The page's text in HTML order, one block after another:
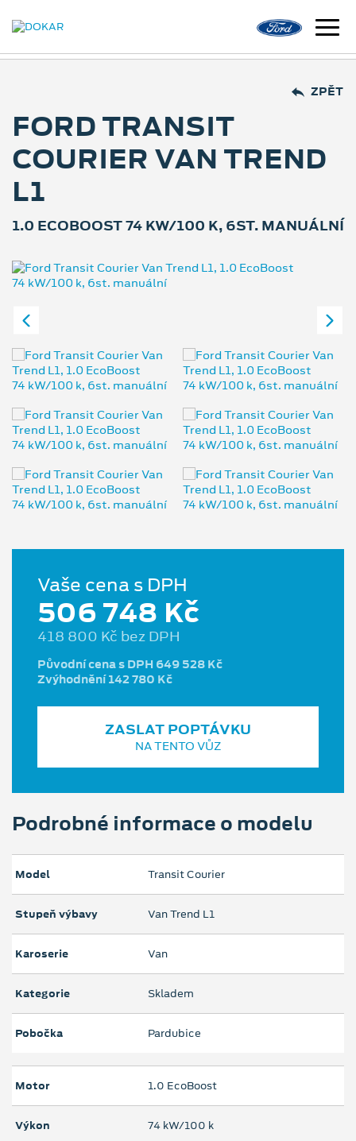
ZPĚT
FORD TRANSIT
COURIER VAN TREND
L1
1.0 ECOBOOST 74 KW/100 K, 6ST. MANUÁLNÍ
Vaše cena s DPH
506 748 Kč
418 800 Kč bez DPH
Původní cena s DPH 649 528 Kč
Zvýhodnění 142 780 Kč
ZASLAT POPTÁVKU
NA TENTO VŮZ
Podrobné informace o modelu
Model Transit Courier
Stupeň výbavy Van Trend L1
Karoserie Van
Kategorie Skladem
Pobočka Pardubice
Motor 1.0 EcoBoost
Výkon 74 kW/100 k